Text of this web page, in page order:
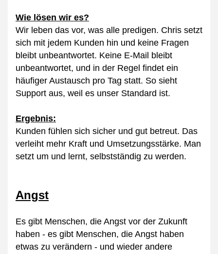
Wie lösen wir es?
Wir leben das vor, was alle predigen. Chris setzt
sich mit jedem Kunden hin und keine Fragen
bleibt unbeantwortet. Keine E-Mail bleibt
unbeantwortet, und in der Regel findet ein
häufiger Austausch pro Tag statt. So sieht
Support aus, weil es unser Standard ist.
Ergebnis:
Kunden fühlen sich sicher und gut betreut. Das
verleiht mehr Kraft und Umsetzungsstärke. Man
setzt um und lernt, selbstständig zu werden.
Angst
Es gibt Menschen, die Angst vor der Zukunft
haben - es gibt Menschen, die Angst haben
etwas zu verändern - und wieder andere